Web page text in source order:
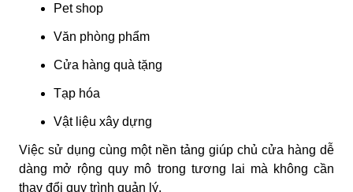
Pet shop
Văn phòng phẩm
Cửa hàng quà tặng
Tạp hóa
Vật liệu xây dựng
Việc sử dụng cùng một nền tảng giúp chủ cửa hàng dễ
dàng mở rộng quy mô trong tương lai mà không cần
thay đổi quy trình quản lý.